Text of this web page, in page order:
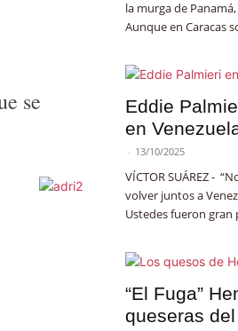
se
la murga de
Aunque en Caracas
Eddie
en
- 13/10/2025
VÍCTOR SUÁREZ -
volver juntos a
Ustedes fueron gran
“El Fuga”
queseras